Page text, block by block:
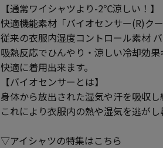
【通常ワイシャツより-2℃涼しい！】
快適機能素材「バイオセンサー(R)ク
従来の衣服内湿度コントロール素材 バ
吸熱反応でひんやり・涼しい冷却効
快適に着用出来ます。
【バイオセンサーとは】
身体から放出された湿気や汗を吸収し
これにより衣服内の熱や湿気を逃がし
▽アイシャツの特集はこちら